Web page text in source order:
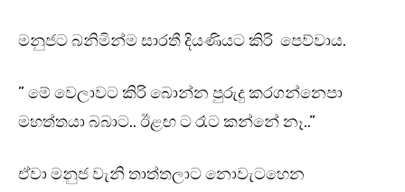
මනුජට බනිමින්ම සාරතී දියණියට කිරි පෙව්වාය.
” මේ වෙලාවට කිරි බොන්න පුරුදු කරගන්නෙපා
මහත්තයා බබාට.. ඊළඟ ට රෑට කන්නේ නෑ..”
ඒවා මනුජ වැනි තාත්තලාට නොවැටහෙන